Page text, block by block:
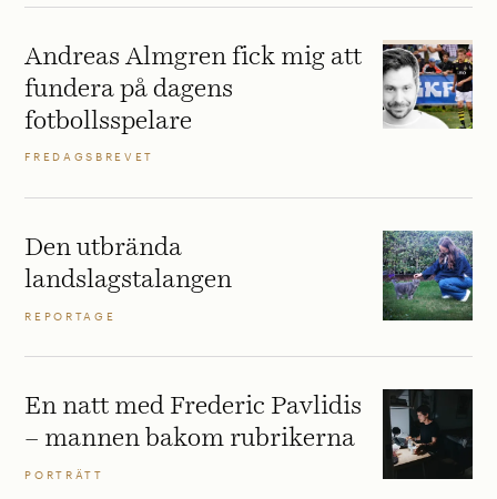
Andreas Almgren fick mig att
fundera på dagens
fotbollsspelare
FREDAGSBREVET
Den utbrända
landslagstalangen
REPORTAGE
En natt med Frederic Pavlidis
– mannen bakom rubrikerna
PORTRÄTT